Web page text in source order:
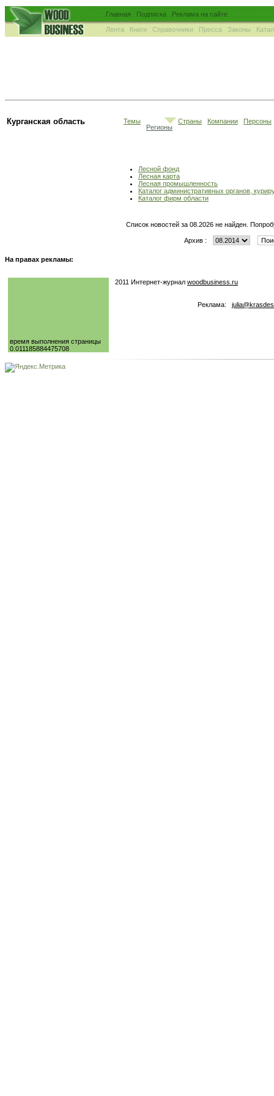
Главная Подписка Реклама на сайте
Лента Книги Справочники Пресса Законы
Курганская область
Темы
Регионы
Страны Компании Персоны
Лесной фонд
Лесная карта
Лесная промышленность
Каталог административных органов,
Каталог фирм области
Список новостей за 08.2026 не найден.
Архив :
На правах рекламы:
время выполнения страницы
0.011185884475708
2011 Интернет-журнал woodbusiness.ru
Реклама: